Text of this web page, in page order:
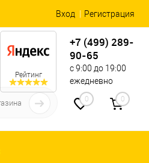
Вход Регистрация
Рейтинг
+7 (499) 289-
90-65
с 9:00 до 19:00
ежедневно
0 0